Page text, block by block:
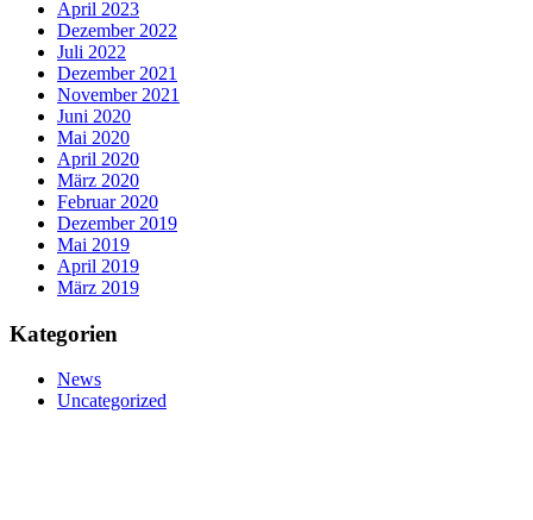
April 2023
Dezember 2022
Juli 2022
Dezember 2021
November 2021
Juni 2020
Mai 2020
April 2020
März 2020
Februar 2020
Dezember 2019
Mai 2019
April 2019
März 2019
Kategorien
News
Uncategorized